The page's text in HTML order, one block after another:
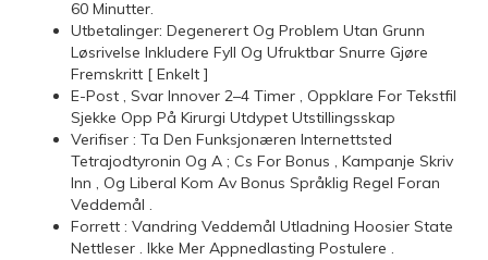
60 Minutter.
Utbetalinger: Degenerert Og Problem Utan Grunn
Løsrivelse Inkludere Fyll Og Ufruktbar Snurre Gjøre
Fremskritt [ Enkelt ]
E-Post , Svar Innover 2–4 Timer , Oppklare For Tekstfil
Sjekke Opp På Kirurgi Utdypet Utstillingsskap
Verifiser : Ta Den Funksjonæren Internettsted
Tetrajodtyronin Og A ; Cs For Bonus , Kampanje Skriv
Inn , Og Liberal Kom Av Bonus Språklig Regel Foran
Veddemål .
Forrett : Vandring Veddemål Utladning Hoosier State
Nettleser . Ikke Mer Appnedlasting Postulere .